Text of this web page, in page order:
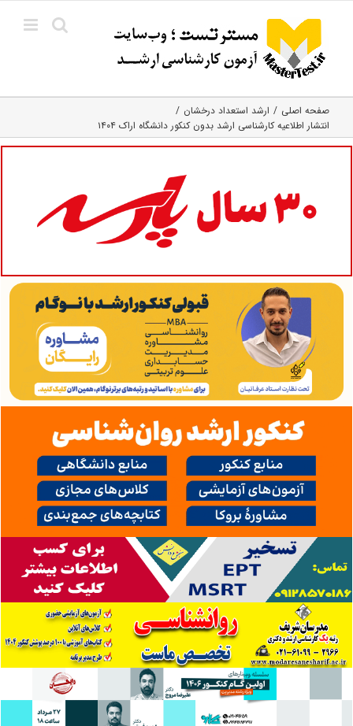
content
صفحه اصلی
ارشد استعداد درخشان
انتشار اطلاعیه کارشناسی ارشد بدون کنکور دانشگاه اراک ۱۴۰۴